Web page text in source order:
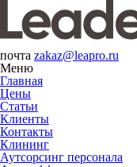
почта zakaz@leapro.ru
Меню
Главная
Цены
Статьи
Клиенты
Контакты
Клининг
Аутсорсинг персонала